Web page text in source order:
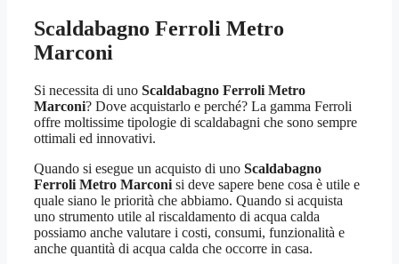
Scaldabagno Ferroli Metro
Marconi
Si necessita di uno Scaldabagno Ferroli Metro
Marconi? Dove acquistarlo e perché? La gamma Ferroli
offre moltissime tipologie di scaldabagni che sono sempre
ottimali ed innovativi.
Quando si esegue un acquisto di uno Scaldabagno
Ferroli Metro Marconi si deve sapere bene cosa è utile e
quale siano le priorità che abbiamo. Quando si acquista
uno strumento utile al riscaldamento di acqua calda
possiamo anche valutare i costi, consumi, funzionalità e
anche quantità di acqua calda che occorre in casa.